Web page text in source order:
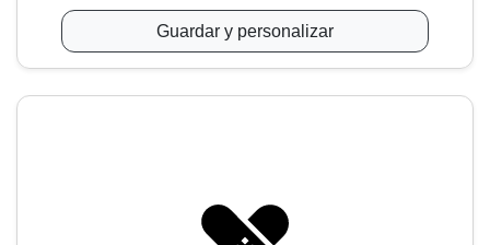
Guardar y personalizar